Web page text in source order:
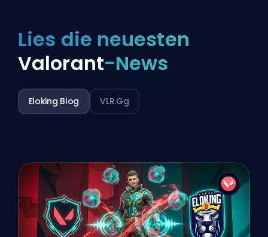
Lies die neuesten
Valorant-News
Eloking Blog VLR.gg